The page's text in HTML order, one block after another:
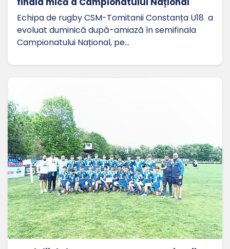
Echipa de rugby CSM-Tomitanii Constanța U18 a
evoluat duminică după-amiază în semifinala
Campionatului Național, pe…